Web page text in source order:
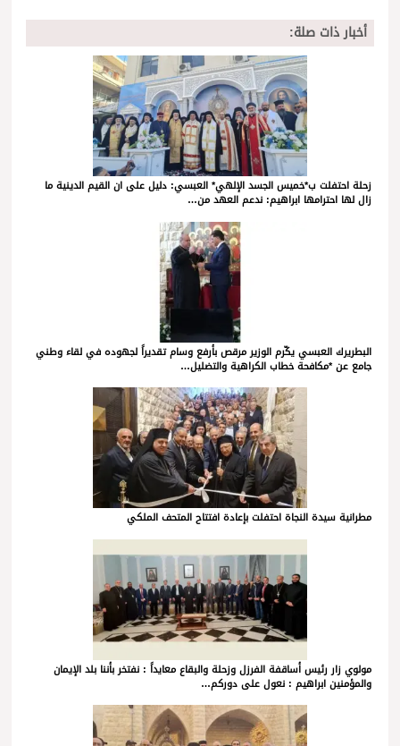
أخبار ذات صلة:
زحلة احتفلت ب*خميس الجسد الإلهي* العبسي: دليل على ان القيم الدينية ما
زال لها احترامها ابراهيم: ندعم العهد من…
البطريرك العبسي يكّرم الوزير مرقص بأرفع وسام تقديراً لجهوده في لقاء وطني
جامع عن *مكافحة خطاب الكراهية والتضليل…
مطرانية سيدة النجاة احتفلت بإعادة افتتاح المتحف الملكي
مولوي زار رئيس أساقفة الفرزل وزحلة والبقاع معايداً : نفتخر بأننا بلد الإيمان
والمؤمنين ابراهيم : نعول على دوركم…